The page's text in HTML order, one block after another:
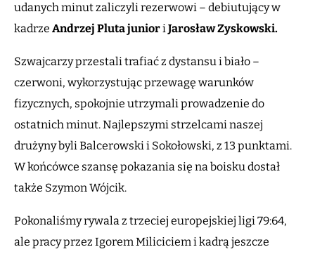
udanych minut zaliczyli rezerwowi – debiutujący w
kadrze Andrzej Pluta junioriJarosław Zyskowski.
Szwajcarzy przestali trafiać z dystansu i biało –
czerwoni, wykorzystując przewagę warunków
fizycznych, spokojnie utrzymali prowadzenie do
ostatnich minut. Najlepszymi strzelcami naszej
drużyny byli Balcerowski i Sokołowski, z 13 punktami.
W końcówce szansę pokazania się na boisku dostał
także Szymon Wójcik.
Pokonaliśmy rywala z trzeciej europejskiej ligi 79:64,
ale pracy przez Igorem Miliciciem i kadrą jeszcze